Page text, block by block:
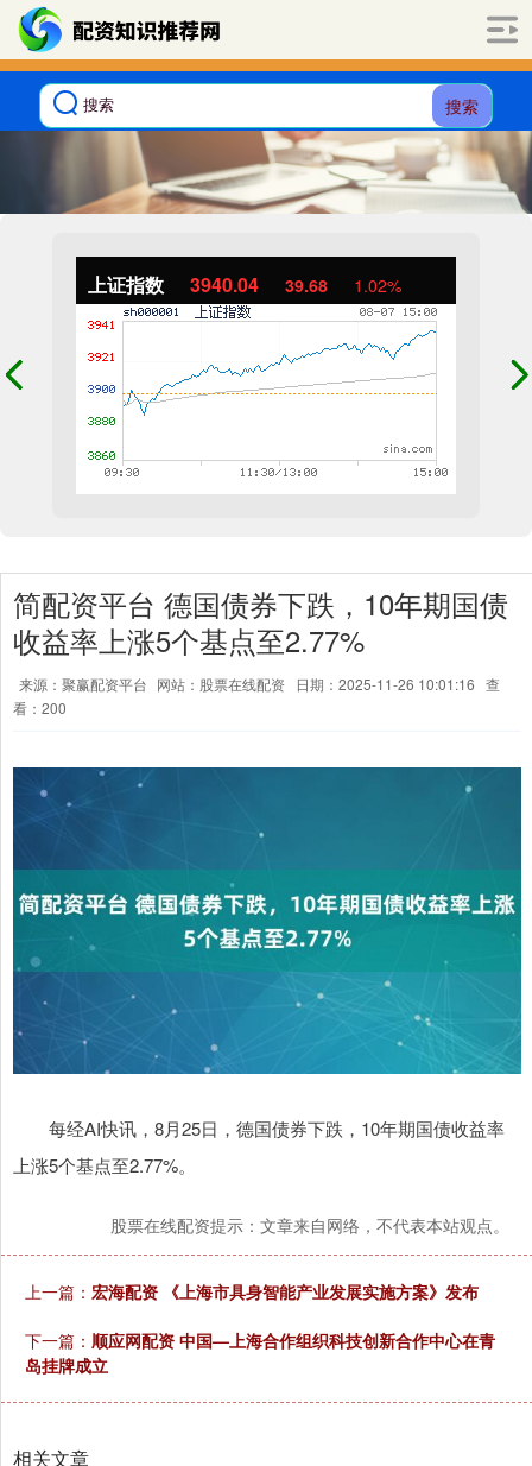
搜索
上证指数 3940.04 39.68 1.02%
简配资平台 德国债券下跌，10年期国债
收益率上涨5个基点至2.77%
来源：聚赢配资平台 网站：股票在线配资 日期：2025-11-26 10:01:16 查
看：200
每经AI快讯，8月25日，德国债券下跌，10年期国债收益率
上涨5个基点至2.77%。
股票在线配资提示：文章来自网络，不代表本站观点。
上一篇： 宏海配资 《上海市具身智能产业发展实施方案》发布
下一篇： 顺应网配资 中国—上海合作组织科技创新合作中心在青
岛挂牌成立
相关文章